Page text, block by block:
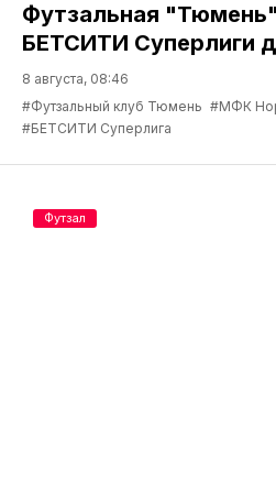
Футзальная
БЕТСИТИ Суперлиги
8 августа, 08:46
#Футзальный клуб Тюмень #МФК
#БЕТСИТИ Суперлига
Футзал